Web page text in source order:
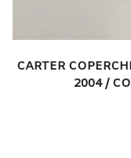
CARTER
2004 /